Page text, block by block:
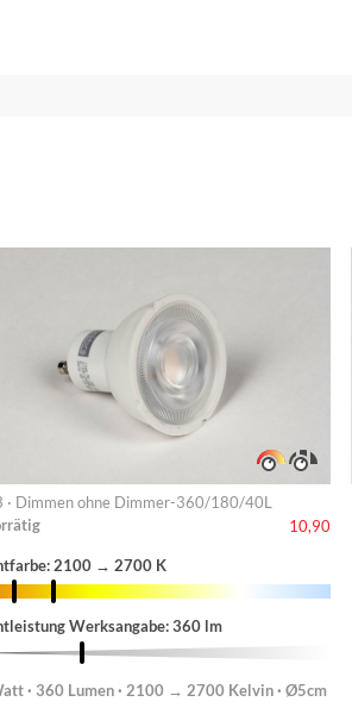
· Dimmen ohne Dimmer-360/180/40L
10,90
2100 → 2700 K
Werksangabe: 360 lm
· 360 Lumen · 2100 → 2700 Kelvin · Ø5cm